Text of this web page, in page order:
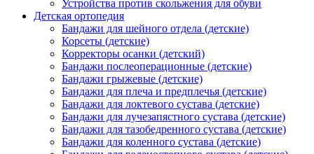
Устройства против скольжения для обуви
Детская ортопедия
Бандажи для шейного отдела (детские)
Корсеты (детские)
Корректоры осанки (детский)
Бандажи послеоперационные (детские)
Бандажи грыжевые (детские)
Бандажи для плеча и предплечья (детские)
Бандажи для локтевого сустава (детские)
Бандажи для лучезапястного сустава (детские)
Бандажи для тазобедренного сустава (детские)
Бандажи для коленного сустава (детские)